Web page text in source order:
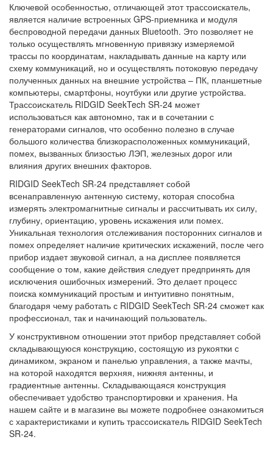
Ключевой особенностью, отличающей этот трассоискатель,
является наличие встроенных GPS-приемника и модуля
беспроводной передачи данных Bluetooth. Это позволяет не
только осуществлять мгновенную привязку измеряемой
трассы по координатам, накладывать данные на карту или
схему коммуникаций, но и осуществлять потоковую передачу
полученных данных на внешние устройства – ПК, планшетные
компьютеры, смартфоны, ноутбуки или другие устройства.
Трассоискатель RIDGID SeekTech SR-24 может
использоваться как автономно, так и в сочетании с
генераторами сигналов, что особенно полезно в случае
большого количества близкорасположенных коммуникаций,
помех, вызванных близостью ЛЭП, железных дорог или
влияния других внешних факторов.
RIDGID SeekTech SR-24 представляет собой
всенаправленную антенную систему, которая способна
измерять электромагнитные сигналы и рассчитывать их силу,
глубину, ориентацию, уровень искажения или помех.
Уникальная технология отслеживания посторонних сигналов и
помех определяет наличие критических искажений, после чего
прибор издает звуковой сигнал, а на дисплее появляется
сообщение о том, какие действия следует предпринять для
исключения ошибочных измерений. Это делает процесс
поиска коммуникаций простым и интуитивно понятным,
благодаря чему работать с RIDGID SeekTech SR-24 сможет как
профессионал, так и начинающий пользователь.
У конструктивном отношении этот прибор представляет собой
складывающуюся конструкцию, состоящую из рукоятки с
динамиком, экраном и панелью управления, а также мачты,
на которой находятся верхняя, нижняя антенны, и
градиентные антенны. Складывающаяся конструкция
обеспечивает удобство транспортировки и хранения. На
нашем сайте и в магазине вы можете подробнее ознакомиться
с характеристиками и купить трассоискатель RIDGID SeekTech
SR-24.